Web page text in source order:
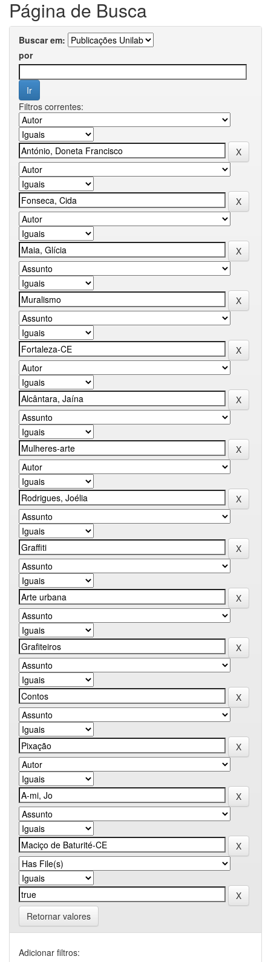
Página de Busca
Buscar em:
por
Filtros correntes:
Retornar valores
Adicionar filtros: